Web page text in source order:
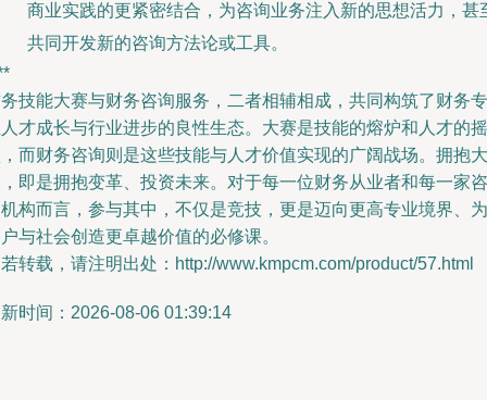
商业实践的更紧密结合，为咨询业务注入新的思想活力，甚
共同开发新的咨询方法论或工具。
技能大赛与财务咨询服务，二者相辅相成，共同构筑了财务专
才成长与行业进步的良性生态。大赛是技能的熔炉和人才的摇
而财务咨询则是这些技能与人才价值实现的广阔战场。拥抱大
即是拥抱变革、投资未来。对于每一位财务从业者和每一家咨
构而言，参与其中，不仅是竞技，更是迈向更高专业境界、为
与社会创造更卓越价值的必修课。
转载，请注明出处：http://www.kmpcm.com/product/57.html
时间：2026-08-06 01:39:14